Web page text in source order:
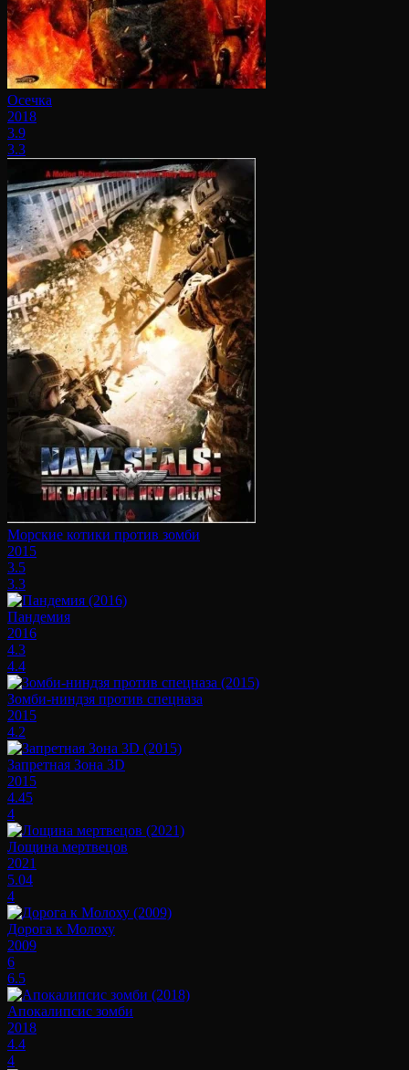
Осечка
2018
3.9
3.3
Морские котики против зомби
2015
3.5
3.3
Пандемия
2016
4.3
4.4
Зомби-ниндзя против спецназа
2015
4.2
Запретная Зона 3D
2015
4.45
4
Лощина мертвецов
2021
5.04
4
Дорога к Молоху
2009
6
6.5
Апокалипсис зомби
2018
4.4
4